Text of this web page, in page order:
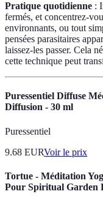
Pratique quotidienne :
fermés, et concentrez-
environnants, ou tout
pensées parasitaires
laissez-les passer. Cela
cette technique peut
Puressentiel Diffuse
Diffusion - 30 ml
Puressentiel
9.68 EURVoir le prix
Tortue - Méditation
Pour Spiritual Garden